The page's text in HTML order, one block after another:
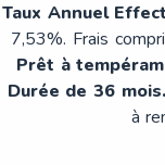
Taux Annuel
7,53%. Frais
Prêt à
Durée de 36 mois.
à